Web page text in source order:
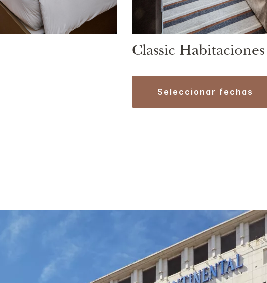
Classic Habitaciones
seleccionar fechas